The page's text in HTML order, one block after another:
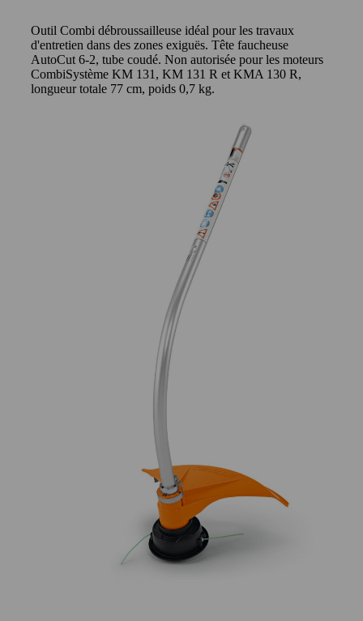
Outil Combi débroussailleuse idéal pour les travaux
d'entretien dans des zones exiguës. Tête faucheuse
AutoCut 6-2, tube coudé. Non autorisée pour les moteurs
CombiSystème KM 131, KM 131 R et KMA 130 R,
longueur totale 77 cm, poids 0,7 kg.